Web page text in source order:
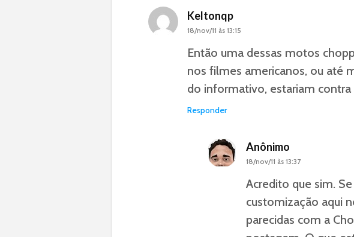
Keltonqp
18/nov/11 às 13:15
Então uma dessas motos
nos filmes americanos, ou até
do informativo, estariam contra
Responder
Anônimo
18/nov/11 às 13:37
Acredito que sim.
customização aqui
parecidas com a